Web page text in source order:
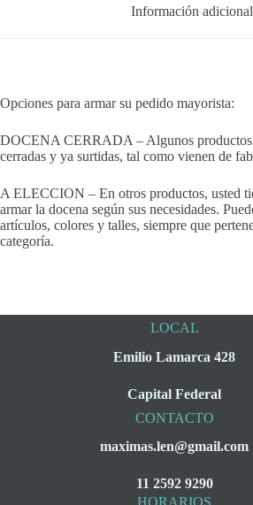
Información adicional
Opciones para armar su pedido mayorista:
DOCENA CERRADA – Algunos productos
cerradas y ya surtidas, tal como vienen de
A ELECCION – En otros productos, usted
armar la docena según sus necesidades.
artículos, colores y talles, siempre que
categoría.
LOCAL
Emilio Lamarca 428
Capital Federal
CONTACTO
maximas.len@gmail.com
11 2592 9290